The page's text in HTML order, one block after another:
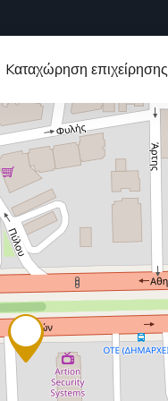
Kαταχώρηση επιχείρησης